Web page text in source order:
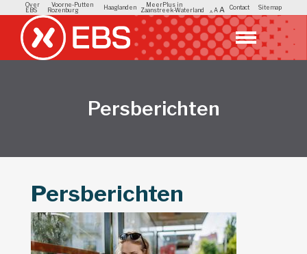
Over
EBS
Voorne-Putten
Rozenburg
Haaglanden
MeerPlus in
Zaanstreek-Waterland
A A A Contact Sitemap
Persberichten
Persberichten